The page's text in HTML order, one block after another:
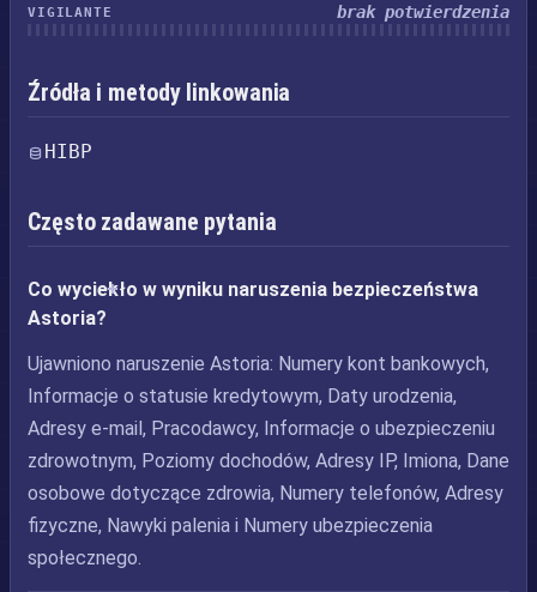
VIGILANTE brak potwierdzenia
Źródła i metody linkowania
HIBP
Często zadawane pytania
Co wyciekło w wyniku naruszenia bezpieczeństwa
Astoria?
Ujawniono naruszenie Astoria: Numery kont bankowych,
Informacje o statusie kredytowym, Daty urodzenia,
Adresy e-mail, Pracodawcy, Informacje o ubezpieczeniu
zdrowotnym, Poziomy dochodów, Adresy IP, Imiona, Dane
osobowe dotyczące zdrowia, Numery telefonów, Adresy
fizyczne, Nawyki palenia i Numery ubezpieczenia
społecznego.